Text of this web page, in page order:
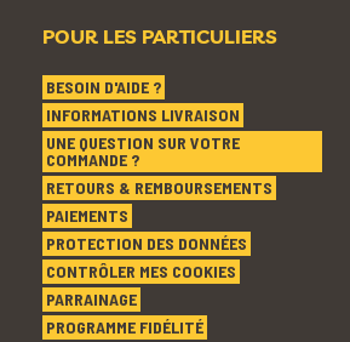
POUR LES PARTICULIERS
BESOIN D'AIDE ?
INFORMATIONS LIVRAISON
UNE QUESTION SUR VOTRE
COMMANDE ?
RETOURS & REMBOURSEMENTS
PAIEMENTS
PROTECTION DES DONNÉES
CONTRÔLER MES COOKIES
PARRAINAGE
PROGRAMME FIDÉLITÉ